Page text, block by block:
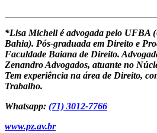
*Lisa Micheli é advogada pelo UFBA
Bahia). Pós-graduada em Direito e
Faculdade Baiana de Direito.
Zenandro Advogados, atuante no
Tem experiência na área de Direito,
Trabalho.
Whatsapp: (71) 3012-7766
www.pz.av.br